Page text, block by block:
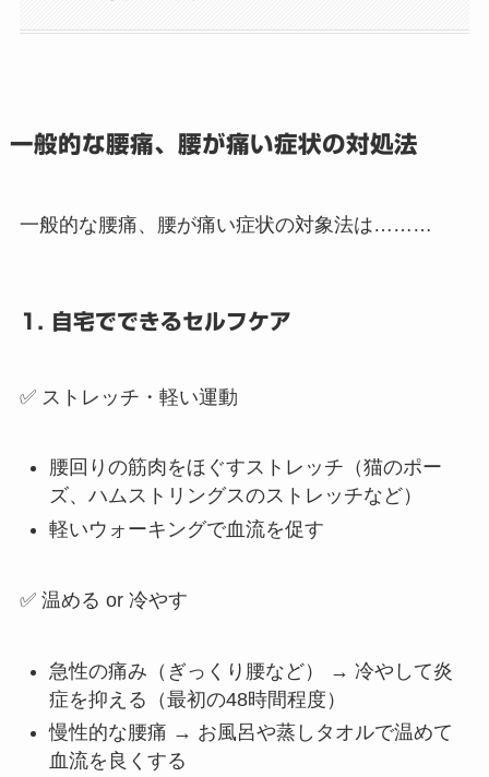
一般的な腰痛、腰が痛い症状の対処法
一般的な腰痛、腰が痛い症状の対象法は………
1. 自宅でできるセルフケア
✅ ストレッチ・軽い運動
腰回りの筋肉をほぐすストレッチ（猫のポー
ズ、ハムストリングスのストレッチなど）
軽いウォーキングで血流を促す
✅ 温める or 冷やす
急性の痛み（ぎっくり腰など） → 冷やして炎
症を抑える（最初の48時間程度）
慢性的な腰痛 → お風呂や蒸しタオルで温めて
血流を良くする